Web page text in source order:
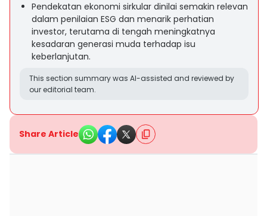
Pendekatan ekonomi sirkular dinilai semakin relevan
dalam penilaian ESG dan menarik perhatian
investor, terutama di tengah meningkatnya
kesadaran generasi muda terhadap isu
keberlanjutan.
This section summary was AI-assisted and reviewed by
our editorial team.
Share Article